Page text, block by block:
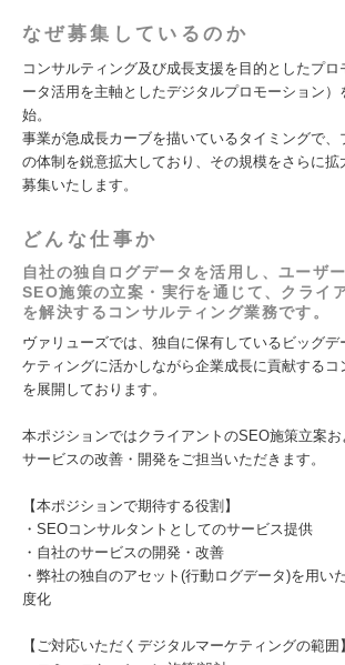
なぜ募集しているのか
コンサルティング及び成⻑⽀援を目的としたプ
ータ活用を主軸としたデジタルプロモーション）
始。
事業が急成長カーブを描いているタイミングで、
の体制を鋭意拡大しており、その規模をさらに拡
募集いたします。
どんな仕事か
自社の独自ログデータを活用し、ユーザ
SEO施策の立案・実行を通じて、クライ
を解決するコンサルティング業務です。
ヴァリューズでは、独自に保有しているビッグデ
ケティングに活かしながら企業成長に貢献するコ
を展開しております。
本ポジションではクライアントのSEO施策立案
サービスの改善・開発をご担当いただきます。
【本ポジションで期待する役割】
・SEOコンサルタントとしてのサービス提供
・自社のサービスの開発・改善
・弊社の独自のアセット(行動ログデータ)を用い
度化
【ご対応いただくデジタルマーケティングの範囲】